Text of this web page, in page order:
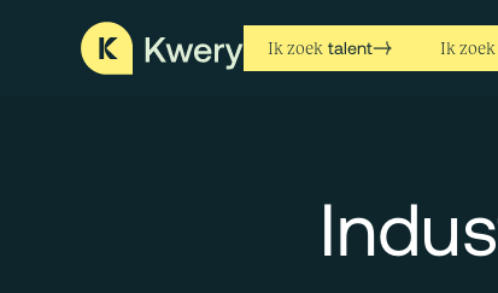
Ik zoek talent Ik zoek